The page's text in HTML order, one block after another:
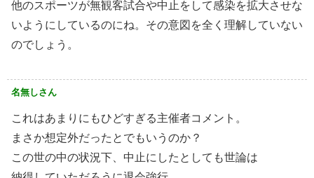
他のスポーツが無観客試合や中止をして感染を拡大させな
いようにしているのにね。その意図を全く理解していない
のでしょう。
名無しさん
これはあまりにもひどすぎる主催者コメント。
まさか想定外だったとでもいうのか？
この世の中の状況下、中止にしたとしても世論は